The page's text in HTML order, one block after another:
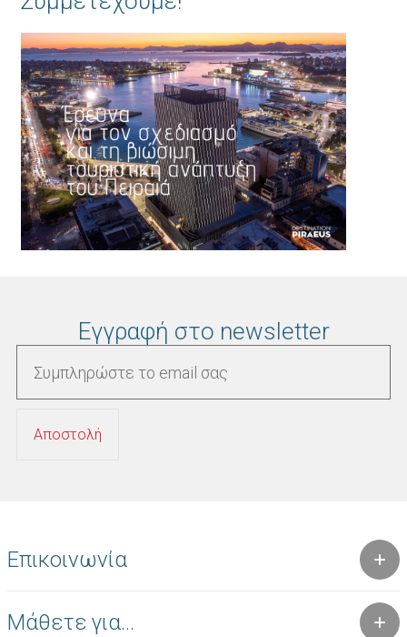
Εγγραφή στο newsletter
Επικοινωνία
Μάθετε για...